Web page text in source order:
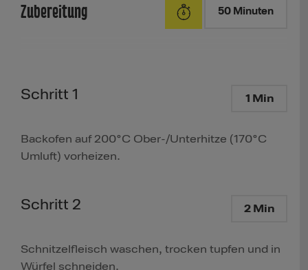
Zubereitung 50 Minuten
Schritt 1 1 Min
Backofen auf 200°C Ober-/Unterhitze (170°C
Umluft) vorheizen.
Schritt 2 2 Min
Schnitzelfleisch waschen, trocken tupfen und in
Würfel schneiden.